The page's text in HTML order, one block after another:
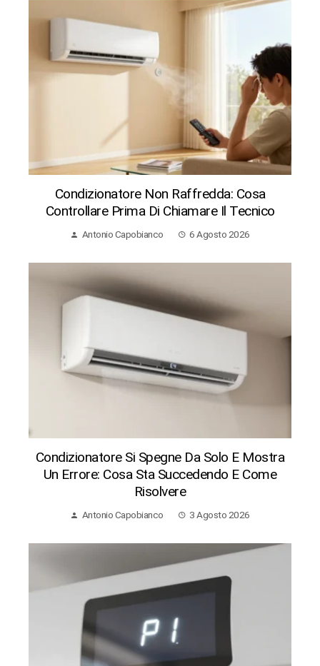
Condizionatore Non Raffredda: Cosa
Controllare Prima Di Chiamare Il Tecnico
Antonio Capobianco 6 Agosto 2026
Condizionatore Si Spegne Da Solo E Mostra
Un Errore: Cosa Sta Succedendo E Come
Risolvere
Antonio Capobianco 3 Agosto 2026